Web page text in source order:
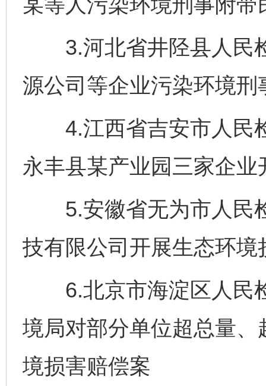
3.河北省井陉县人民
源公司等企业污染环境
4.江西省吉安市人民
永丰县某产业园三家企
5.安徽省无为市人民
技有限公司开展生态环境
6.北京市海淀区人民
境局对部分单位超总量
境损害赔偿案